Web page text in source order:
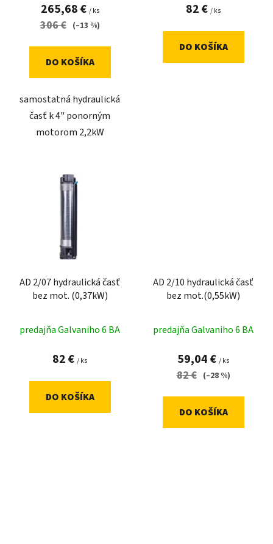
265,68 € / ks
306 € (–13 %)
DO KOŠÍKA
samostatná hydraulická
časť k 4" ponorným
motorom 2,2kW
82 € / ks
DO KOŠÍKA
AD 2/07 hydraulická časť
bez mot. (0,37kW)
predajňa Galvaniho 6 BA
82 € / ks
DO KOŠÍKA
AD 2/10 hydraulická časť
bez mot.(0,55kW)
predajňa Galvaniho 6 BA
59,04 € / ks
82 € (–28 %)
DO KOŠÍKA